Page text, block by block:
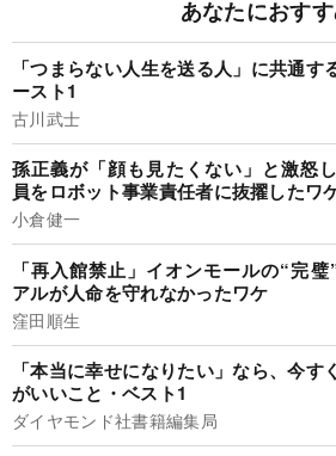
あなたにおす
「つまらない人生を送る人」に共通す
ースト1
古川武士
孫正義が「顔も見たくない」と激怒
員をロボット事業責任者に抜擢したワ
小倉健一
「再入館禁止」イオンモールの“完
アルが人命を守れなかったワケ
窪田順生
「本当に幸せになりたい」なら、今す
がいいこと・ベスト1
ダイヤモンド社書籍編集局